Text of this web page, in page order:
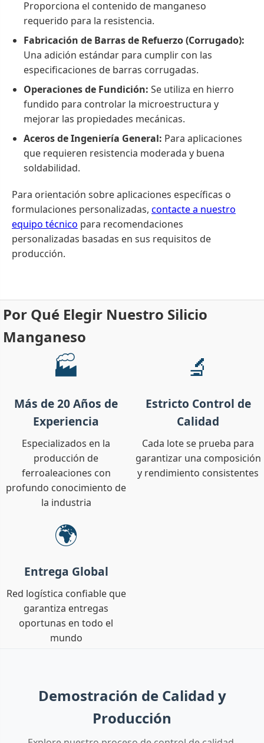
Proporciona el contenido de manganeso
requerido para la resistencia.
Fabricación de Barras de Refuerzo (Corrugado):
Una adición estándar para cumplir con las
especificaciones de barras corrugadas.
Operaciones de Fundición: Se utiliza en hierro
fundido para controlar la microestructura y
mejorar las propiedades mecánicas.
Aceros de Ingeniería General: Para aplicaciones
que requieren resistencia moderada y buena
soldabilidad.
Para orientación sobre aplicaciones específicas o
formulaciones personalizadas, contacte a nuestro
equipo técnico para recomendaciones
personalizadas basadas en sus requisitos de
producción.
Por Qué Elegir Nuestro Silicio
Manganeso
🏭
Más de 20 Años de
Experiencia
Especializados en la
producción de
ferroaleaciones con
profundo conocimiento de
la industria
🔬
Estricto Control de
Calidad
Cada lote se prueba para
garantizar una composición
y rendimiento consistentes
🌍
Entrega Global
Red logística confiable que
garantiza entregas
oportunas en todo el
mundo
Demostración de Calidad y
Producción